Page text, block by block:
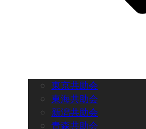
東京共助会
東海共助会
新潟共助会
青森共助会